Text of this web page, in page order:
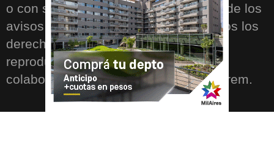
o con seudónimo, ni por el contenido de los
avisos publicitarios o solicitadas. Todos los
derechos reservados. Prohibida su
reproducción total o parcial. Las
colaboraciones firmadas son ad honorem.